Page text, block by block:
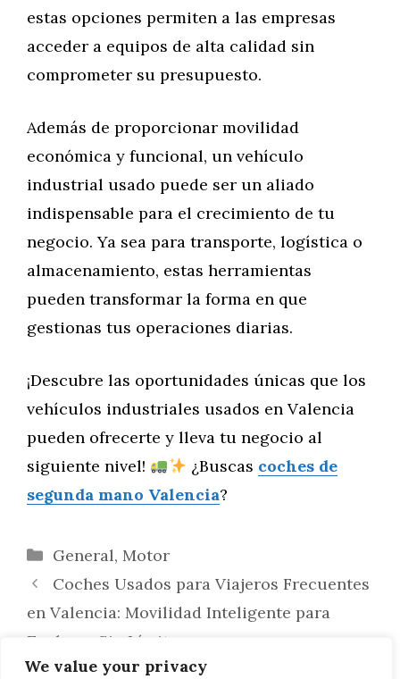
We value your privacy
estas opciones permiten a las empresas
acceder a equipos de alta calidad sin
comprometer su presupuesto.
Además de proporcionar movilidad
económica y funcional, un vehículo
industrial usado puede ser un aliado
indispensable para el crecimiento de tu
negocio. Ya sea para transporte, logística o
almacenamiento, estas herramientas
pueden transformar la forma en que
gestionas tus operaciones diarias.
¡Descubre las oportunidades únicas que los
vehículos industriales usados en Valencia
pueden ofrecerte y lleva tu negocio al
siguiente nivel!
¿Buscas coches de
segunda mano Valencia?
Categorías
General, Motor
Coches Usados para Viajeros Frecuentes
en Valencia: Movilidad Inteligente para
Explorar Sin Límites
Pequeños Espacios, Grandes Ideas: